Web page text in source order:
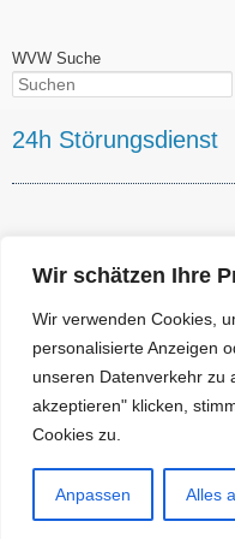
Wir schätzen Ihre
Wir verwenden Cookies,
personalisierte Anzeigen
unseren Datenverkehr zu
akzeptieren" klicken,
Cookies zu.
Anpassen Alles
WVW Suche
Suchen
24h Störungsdienst
Wasserversorgung
Hauptverwaltung:
Dresdner Straße 301 – 01705
Telefon: +49 (0) 351 64804-0
Sprechzeiten:
Dienstag: 09.00 – 12.00 Uhr /
(c) Copyright 2018
Startseite|Kontakt| Impressum